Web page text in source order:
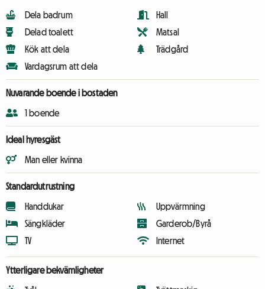
Dela badrum
Delad toalett
Kök att dela
Vardagsrum att dela
Hall
Matsal
Trädgård
Nuvarande boende i bostaden
1 boende
Ideal hyresgäst
Man eller kvinna
Standardutrustning
Handdukar
Sängkläder
TV
Uppvärmning
Garderob/Byrå
Internet
Ytterligare bekvämligheter